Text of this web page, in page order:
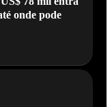
onde pode